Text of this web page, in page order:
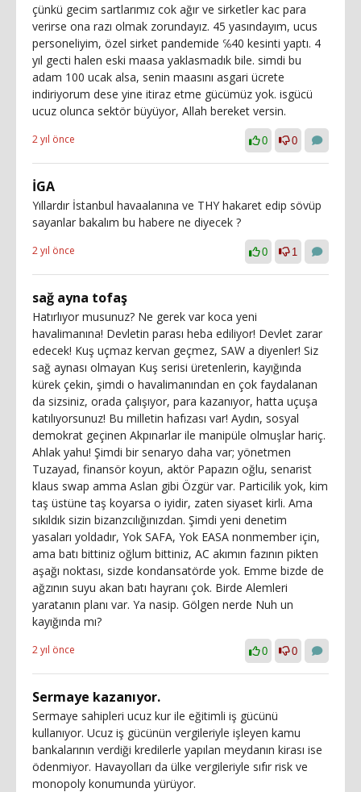
çünkü gecim sartlarımız cok ağır ve sirketler kac para
verirse ona razı olmak zorundayız. 45 yasındayım, ucus
personeliyim, özel sirket pandemide ℅40 kesinti yaptı. 4
yıl gecti halen eski maasa yaklasmadık bile. simdi bu
adam 100 ucak alsa, senin maasını asgari ücrete
indiriyorum dese yine itiraz etme gücümüz yok. isgücü
ucuz olunca sektör büyüyor, Allah bereket versin.
2 yıl önce 0 0
İGA
Yıllardır İstanbul havaalanına ve THY hakaret edip sövüp
sayanlar bakalım bu habere ne diyecek ?
2 yıl önce 0 1
sağ ayna tofaş
Hatırlıyor musunuz? Ne gerek var koca yeni
havalimanına! Devletin parası heba ediliyor! Devlet zarar
edecek! Kuş uçmaz kervan geçmez, SAW a diyenler! Siz
sağ aynası olmayan Kuş serisi üretenlerin, kayığında
kürek çekin, şimdi o havalimanından en çok faydalanan
da sizsiniz, orada çalışıyor, para kazanıyor, hatta uçuşa
katılıyorsunuz! Bu milletin hafızası var! Aydın, sosyal
demokrat geçinen Akpınarlar ile manipüle olmuşlar hariç.
Ahlak yahu! Şimdi bir senaryo daha var; yönetmen
Tuzayad, finansör koyun, aktör Papazın oğlu, senarist
klaus swap amma Aslan gibi Özgür var. Particilik yok, kim
taş üstüne taş koyarsa o iyidir, zaten siyaset kirli. Ama
sıkıldık sizin bizanzcılığınızdan. Şimdi yeni denetim
yasaları yoldadır, Yok SAFA, Yok EASA nonmember için,
ama batı bittiniz oğlum bittiniz, AC akımın fazının pikten
aşağı noktası, sizde kondansatörde yok. Emme bizde de
ağzının suyu akan batı hayranı çok. Birde Alemleri
yaratanın planı var. Ya nasip. Gölgen nerde Nuh un
kayığında mı?
2 yıl önce 0 0
Sermaye kazanıyor.
Sermaye sahipleri ucuz kur ile eğitimli iş gücünü
kullanıyor. Ucuz iş gücünün vergileriyle işleyen kamu
bankalarının verdiği kredilerle yapılan meydanın kirası ise
ödenmiyor. Havayolları da ülke vergileriyle sıfır risk ve
monopoly konumunda yürüyor.